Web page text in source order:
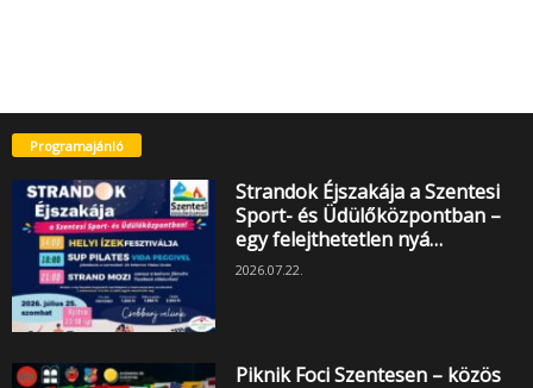
Programajánló
Strandok Éjszakája a Szentesi
Sport- és Üdülőközpontban –
egy felejthetetlen nyá…
2026.07.22.
Piknik Foci Szentesen – közös